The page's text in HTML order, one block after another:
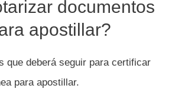
documentos
apostillar?
que deberá seguir para certificar
para apostillar.